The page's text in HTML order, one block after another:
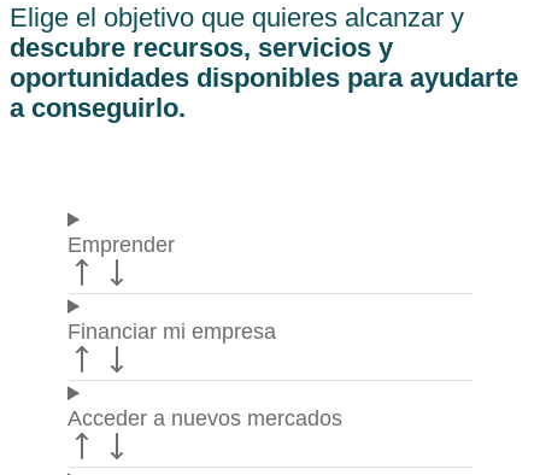
Elige el objetivo que quieres alcanzar y
descubre recursos, servicios y
oportunidades disponibles para ayudarte
a conseguirlo.
Emprender
Financiar mi empresa
Acceder a nuevos mercados